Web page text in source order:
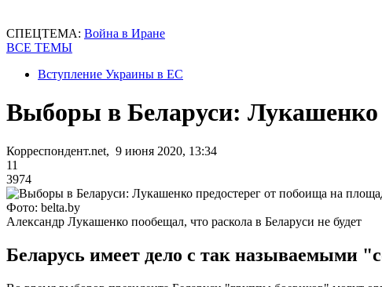
СПЕЦТЕМА: Война в Иране
ВСЕ ТЕМЫ
Вступление Украины в ЕС
Выборы в Беларуси:
Корреспондент.net, 9 июня 2020, 13:34
11
3974
Фото: belta.by
Александр Лукашенко пообещал, что раскола в Беларуси не будет
Беларусь имеет дело с так называемыми